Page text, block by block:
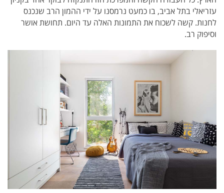
עזריאלי בתל אביב, בו כמעט נרמסנו על ידי ההמון הרב שנכנס
לחנות. קשה לשכוח את התמונות האלה עד היום. תחושת אושר
וסיפוק רב.